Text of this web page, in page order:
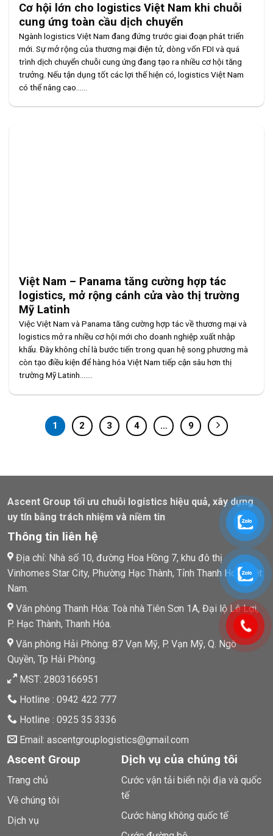
Cơ hội lớn cho logistics Việt Nam khi chuỗi
cung ứng toàn cầu dịch chuyển
Ngành logistics Việt Nam đang đứng trước giai đoạn phát triển
mới. Sự mở rộng của thương mại điện tử, dòng vốn FDI và quá
trình dịch chuyển chuỗi cung ứng đang tạo ra nhiều cơ hội tăng
trưởng. Nếu tận dụng tốt các lợi thế hiện có, logistics Việt Nam
có thể nâng cao......
Việt Nam – Panama tăng cường hợp tác
logistics, mở rộng cánh cửa vào thị trường
Mỹ Latinh
Việc Việt Nam và Panama tăng cường hợp tác về thương mại và
logistics mở ra nhiều cơ hội mới cho doanh nghiệp xuất nhập
khẩu. Đây không chỉ là bước tiến trong quan hệ song phương mà
còn tạo điều kiện để hàng hóa Việt Nam tiếp cận sâu hơn thị
trường Mỹ Latinh.......
1 2 3 4 … 9
Ascent Group tối ưu chuỗi logistics hiệu quả, xây dựng
uy tín bằng trách nhiệm và niềm tin
Thông tin liên hệ
Địa chỉ: Nhà số 10, đường Hoa Hồng 7, khu đô thị
Vinhomes Star City, Phường Hạc Thành, Tỉnh Thanh Hoá, Việt
Nam.
Văn phòng Thanh Hóa: Toà nhà Tiên Sơn 1A, Đại lộ Lê Lợi,
P. Hạc Thành, Thanh Hóa.
Văn phòng Hải Phòng: 87 Vạn Mỹ, P. Vạn Mỹ, Q. Ngô
Quyền, Tp Hải Phòng.
MST: 2803166951
Hotline : 0942 422 777
Hotline : 0925 35 3336
Email: ascentgrouplogistics@gmail.com
Ascent Group
Trang chủ
Về chúng tôi
Dịch vụ
Dịch vụ của chúng tôi
Cước vận tải biển nội địa và quốc
tế
Cước hàng không quốc tế